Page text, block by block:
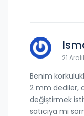
21
Benim
2 mm dediler,
değiştirmek
satıcıya mı